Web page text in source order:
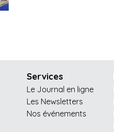
Services
Le Journal en ligne
Les Newsletters
Nos événements